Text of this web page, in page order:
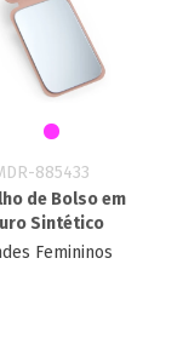
885433
de Bolso em
Sintético
Femininos